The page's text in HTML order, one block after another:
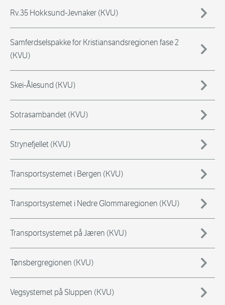
Rv.35 Hokksund-Jevnaker (KVU)
Samferdselspakke for Kristiansandsregionen fase 2
(KVU)
Skei-Ålesund (KVU)
Sotrasambandet (KVU)
Strynefjellet (KVU)
Transportsystemet i Bergen (KVU)
Transportsystemet i Nedre Glommaregionen (KVU)
Transportsystemet på Jæren (KVU)
Tønsbergregionen (KVU)
Vegsystemet på Sluppen (KVU)